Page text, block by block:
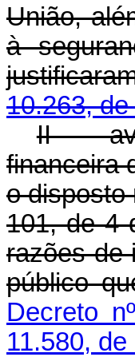
União,
à
10.263,
II -
financeira
o
101, de 4
razões de
público
Decreto
11.580, de